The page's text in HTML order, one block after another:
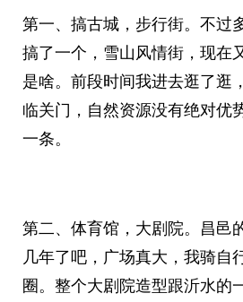
第一、搞古城，步行街。不过
搞了一个，雪山风情街，现在
是啥。前段时间我进去逛了逛
临关门，自然资源没有绝对优
一条。
第二、体育馆，大剧院。昌邑
几年了吧，广场真大，我骑自
圈。整个大剧院造型跟沂水的